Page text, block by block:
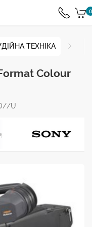
0
ТЕХНІКА
Colour
U
Відгуки